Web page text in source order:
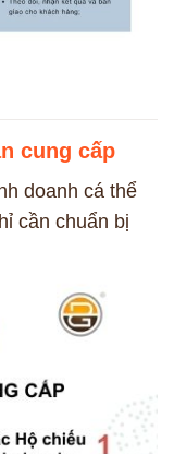
cung cấp
doanh cá thể
cần chuẩn bị